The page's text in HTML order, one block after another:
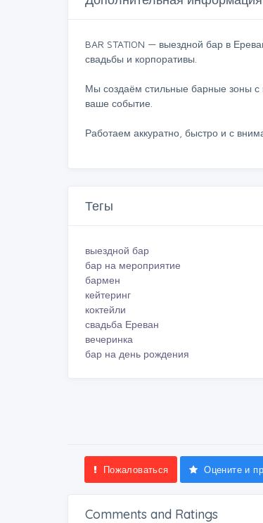
BAR STATION — выездной бар в
свадьбы и корпоративы.
Мы создаём стильные барные зоны
ваше событие.
Работаем аккуратно, быстро и с
Тегы
выездной бар
бар на мероприятие
бармен
кейтеринг
коктейли
свадьба Ереван
вечеринка
бар на день рождения
Пожаловаться Оцените и
Comments and Ratings